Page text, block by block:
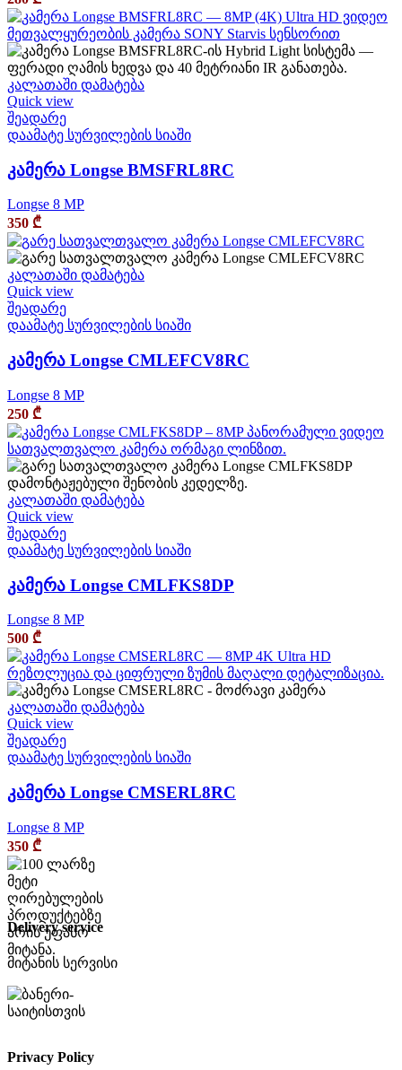
კალათაში დამატება
Quick view
შეადარე
დაამატე სურვილების სიაში
კამერა Longse BMSFRL8RC
Longse 8 MP
350 ₾
კალათაში დამატება
Quick view
შეადარე
დაამატე სურვილების სიაში
კამერა Longse CMLEFCV8RC
Longse 8 MP
250 ₾
კალათაში დამატება
Quick view
შეადარე
დაამატე სურვილების სიაში
კამერა Longse CMLFKS8DP
Longse 8 MP
500 ₾
კალათაში დამატება
Quick view
შეადარე
დაამატე სურვილების სიაში
კამერა Longse CMSERL8RC
Longse 8 MP
350 ₾
Delivery service
მიტანის სერვისი
Privacy Policy